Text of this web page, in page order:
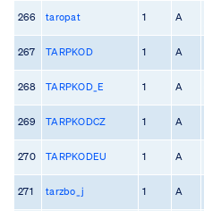
266 taropat 1 A
267 TARPKOD 1 A
268 TARPKOD_E 1 A
269 TARPKODCZ 1 A
270 TARPKODEU 1 A
271 tarzbo_j 1 A